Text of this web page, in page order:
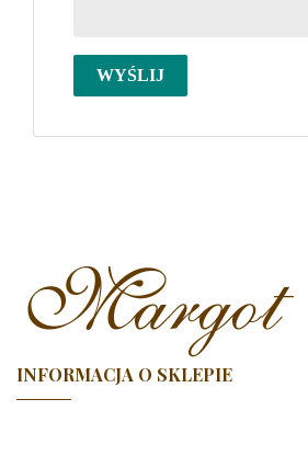
INFORMACJA O SKLEPIE